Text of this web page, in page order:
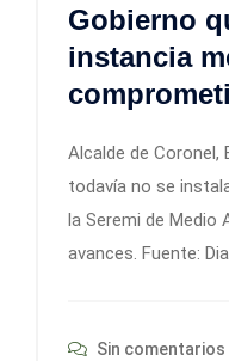
Gobierno
instancia
Alcalde de Coronel,
todavía no se
la Seremi de Medio
avances. Fuente:
Sin comentarios